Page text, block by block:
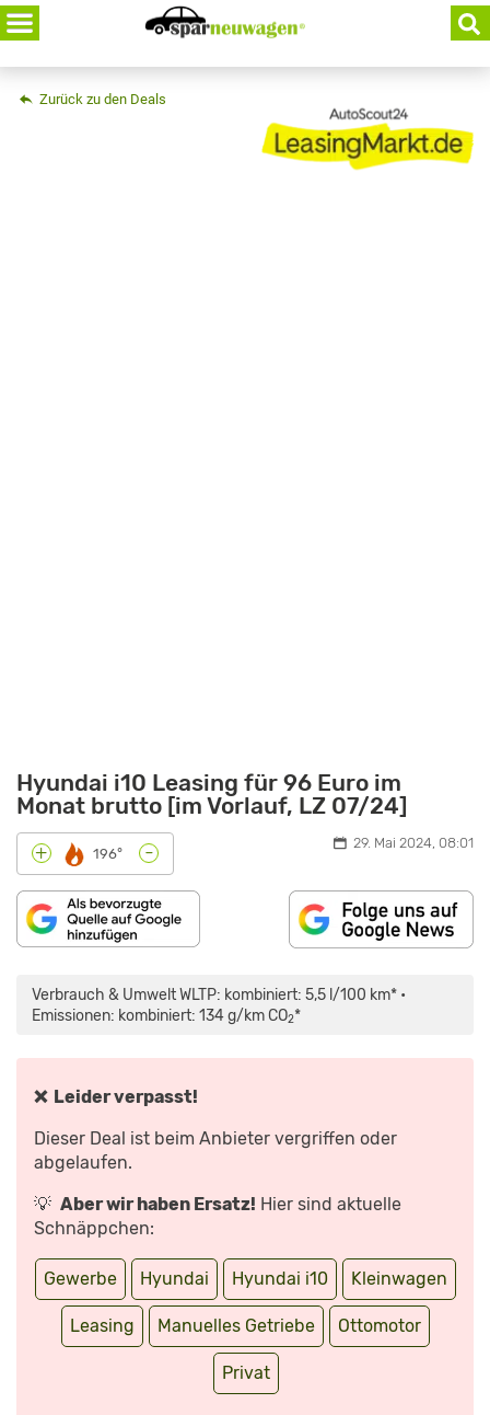
Skip
to
content
Zurück zu den Deals
Hyundai i10 Leasing für 96 Euro im
Monat brutto [im Vorlauf, LZ 07/24]
+ 196° - 29. Mai 2024, 08:01
Verbrauch & Umwelt WLTP: kombiniert: 5,5 l/100 km* •
Emissionen: kombiniert: 134 g/km CO2*
❌ Leider verpasst!
Dieser Deal ist beim Anbieter vergriffen oder
abgelaufen.
💡 Aber wir haben Ersatz! Hier sind aktuelle
Schnäppchen:
Gewerbe Hyundai Hyundai i10 Kleinwagen
Leasing Manuelles Getriebe Ottomotor
Privat
(2020):
DATEN,
MOTOREN,
PREISE
ANZEIGEN